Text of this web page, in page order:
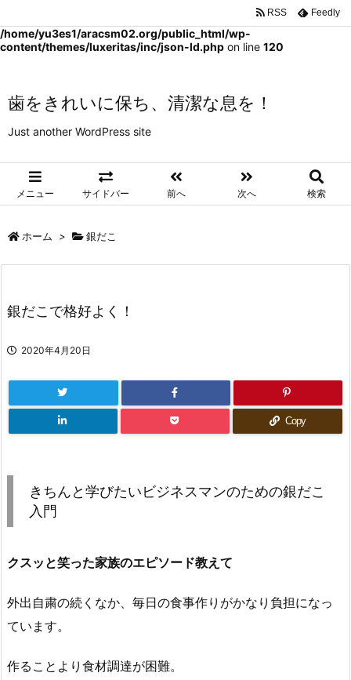
/home/yu3es1/aracsm02.org/public_html/wp-
content/themes/luxeritas/inc/json-ld.php on line 120
歯をきれいに保ち、清潔な息を！
Just another WordPress site
メニュー サイドバー 前へ 次へ 検索
RSS Feedly
ホーム > 銀だこ
銀だこで格好よく！
2020年4月20日
Copy
きちんと学びたいビジネスマンのための銀だこ
入門
クスッと笑った家族のエピソード教えて
外出自粛の続くなか、毎日の食事作りがかなり負担になっ
ています。
作ることより食材調達が困難。